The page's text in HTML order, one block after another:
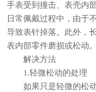
手表受到撞击、表壳内
日常佩戴过程中，由于
导致表针掉落。此外，
表内部零件磨损或松动。
解决方法
1.轻微松动的处理
如果只是轻微的松动